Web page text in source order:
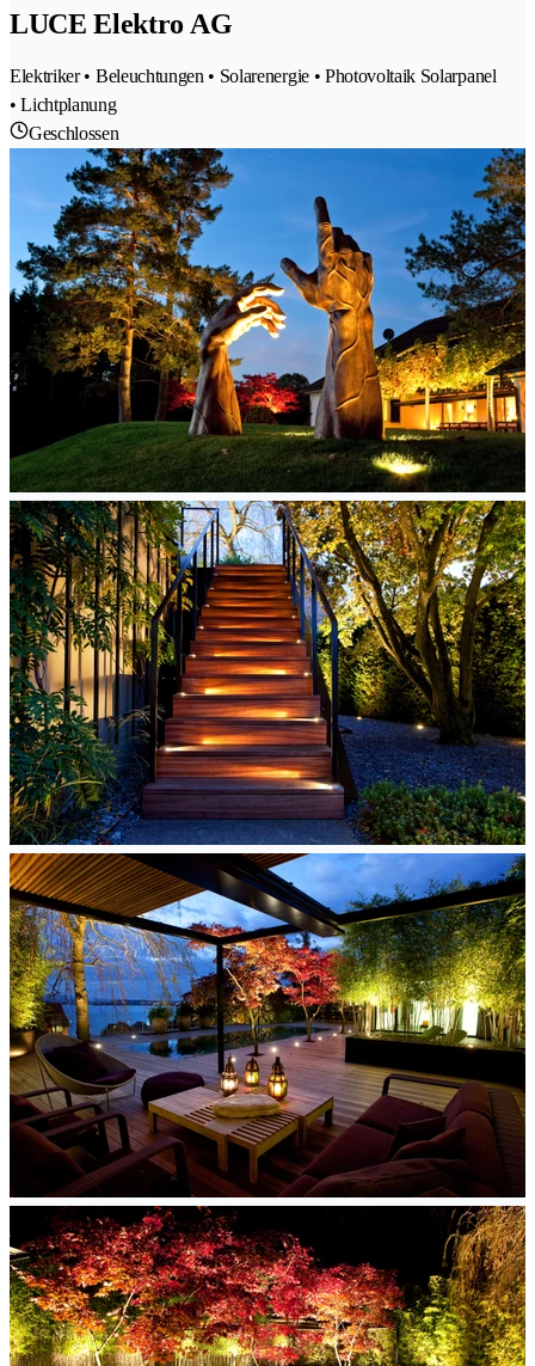
LUCE Elektro AG
Elektriker • Beleuchtungen • Solarenergie • Photovoltaik Solarpanel
• Lichtplanung
Geschlossen